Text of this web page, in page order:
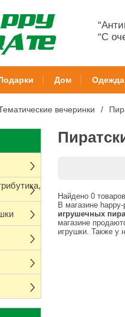
“С
Дом Одежда
вечеринки
Найдено 0
В магазине
игрушечных
магазине
игрушки. Также у